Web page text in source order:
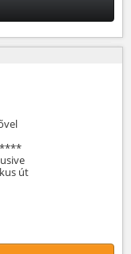
út